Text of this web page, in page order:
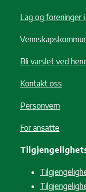
Lag og foreninger i
Bli varslet ved
Kontakt oss
Personvern
For ansatte